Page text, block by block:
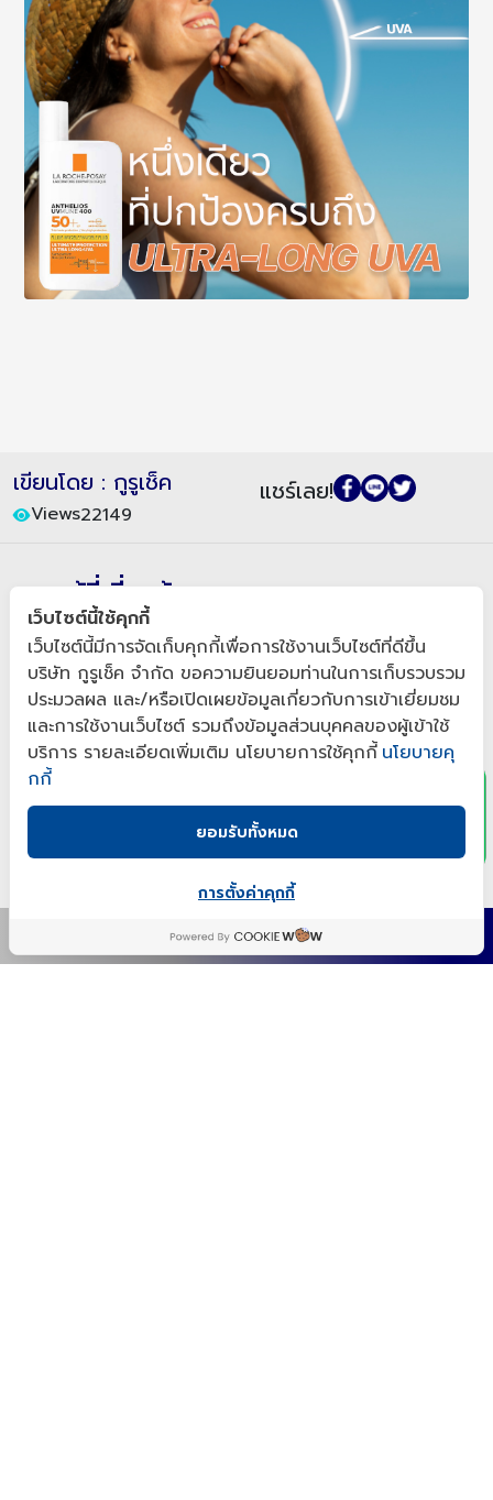
x
แชร์เลย!
เว็บไซต์นี้ใช้คุกกี้
เว็บไซต์นี้มีการจัดเก็บคุกกี้เพื่อการใช้งานเว็บไซต์ที่ดีขึ้น
บริษัท กูรูเช็ค จำกัด ขอความยินยอมท่านในการเก็บรวบรวม
ประมวลผล และ/หรือเปิดเผยข้อมูลเกี่ยวกับการเข้าเยี่ยมชม
และการใช้งานเว็บไซต์ รวมถึงข้อมูลส่วนบุคคลของผู้เข้าใช้
บริการ รายละเอียดเพิ่มเติม นโยบายการใช้คุกกี้ นโยบายคุ
กกี้
ยอมรับทั้งหมด
การตั้งค่าคุกกี้